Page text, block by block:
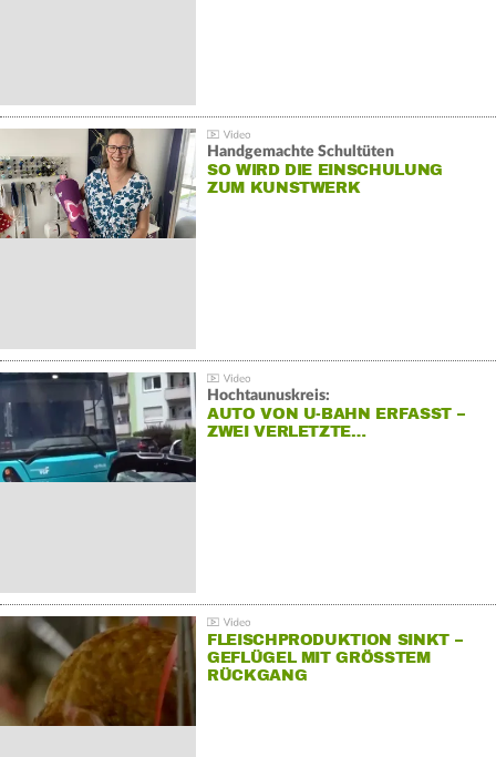
Handgemachte Schultüten
SO WIRD DIE EINSCHULUNG
ZUM KUNSTWERK
Hochtaunuskreis:
AUTO VON U-BAHN ERFASST –
ZWEI VERLETZTE…
FLEISCHPRODUKTION SINKT –
GEFLÜGEL MIT GRÖSSTEM R
ÜCKGANG